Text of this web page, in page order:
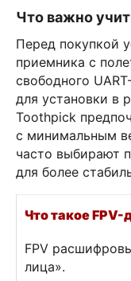
Что важно
Перед покупкой
приемника с
свободного
для установки в
Toothpick
с минимальным
часто выбирают
для более
Что такое
FPV
лица».